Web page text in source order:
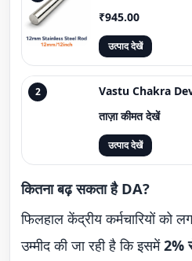
₹945.00
उत्पाद देखें
2
Vastu Chakra
ताज़ा कीमत देखें
उत्पाद देखें
कितना बढ़ सकता है DA?
फिलहाल केंद्रीय कर्मचारियों को
उम्मीद की जा रही है कि इसमें2%